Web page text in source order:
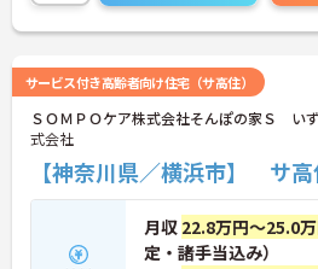
サービス付き高齢者向け住宅（サ高住）
ＳＯＭＰＯケア株式会社そんぽの家Ｓ い
式会社
【神奈川県／横浜市】 サ高
月収 22.8万円～25.0
定・諸手当込み）